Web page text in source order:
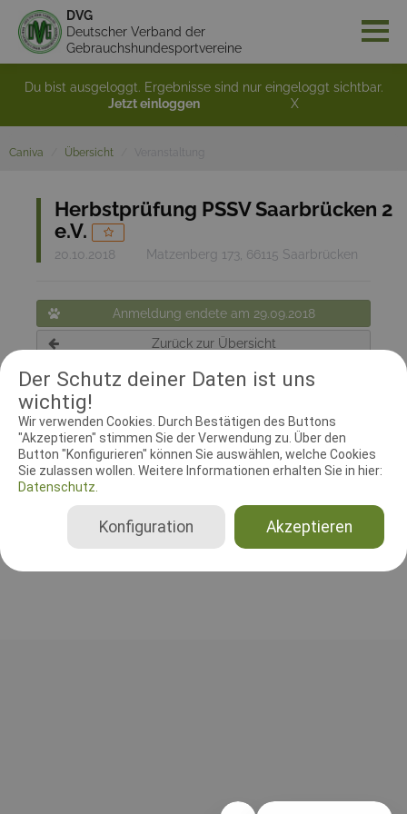
Der Schutz deiner Daten ist uns
wichtig!
Wir verwenden Cookies. Durch Bestätigen des Buttons
"Akzeptieren" stimmen Sie der Verwendung zu. Über den
Button "Konfigurieren" können Sie auswählen, welche Cookies
Sie zulassen wollen. Weitere Informationen erhalten Sie in hier:
Datenschutz.
Akzeptieren
Konfiguration
DVG
Deutscher Verband der
Gebrauchshundesportvereine
Du bist ausgeloggt. Ergebnisse sind nur eingeloggt sichtbar.
Jetzt einloggen
X
Caniva Übersicht
Herbstprüfung PSSV Saarbrücken 2
e.V.
20.10.2018 Matzenberg 173, 66115 Saarbrücken
Anmeldung endete am 29.09.2018
Zurück zur Übersicht
RICHTER UND HELFER
Leistungsrichter
Sven Stoll